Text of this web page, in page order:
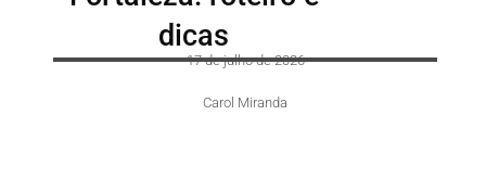
dicas
17 de julho de 2026
Carol Miranda